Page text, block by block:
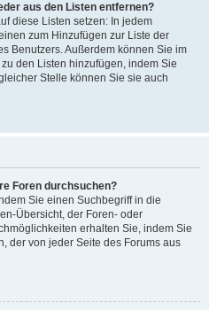
aus den Listen entfernen?
diese Listen setzen: In jedem
zum Hinzufügen zur Liste der
Benutzers. Außerdem können Sie im
den Listen hinzufügen, indem Sie
Stelle können Sie sie auch
Foren durchsuchen?
Sie einen Suchbegriff in die
Übersicht, der Foren- oder
erhalten Sie, indem Sie
der von jeder Seite des Forums aus